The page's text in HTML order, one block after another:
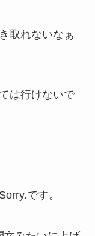
取れないなぁ
は行けないで
です。